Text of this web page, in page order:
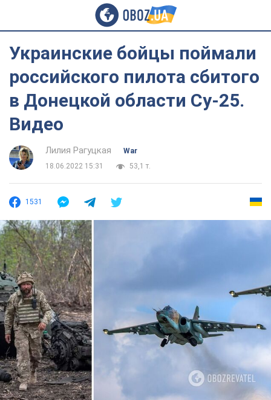
Украинские бойцы поймали
российского пилота сбитого
в Донецкой области Су-25.
Видео
Лилия Рагуцкая
War
18.06.2022 15:31
53,1 т.
1531